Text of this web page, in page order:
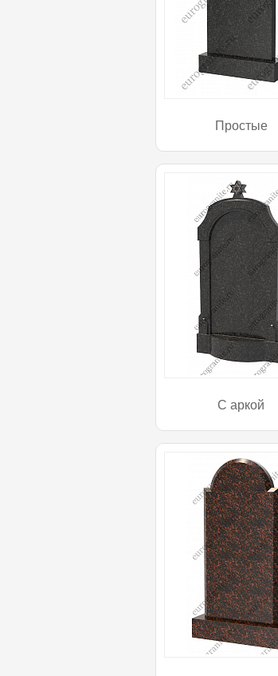
Простые
С аркой